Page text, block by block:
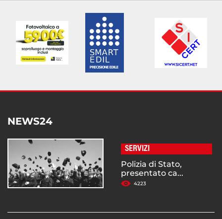
NEWS24
SERVIZI
Polizia di Stato,
presentato ca...
4223